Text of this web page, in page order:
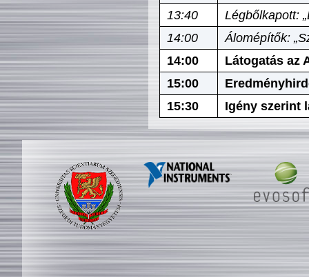
13:40
Légbőlkapott:
14:00
Álomépítők:
14:00
Látogatás az
15:00
15:30
Igény szerint